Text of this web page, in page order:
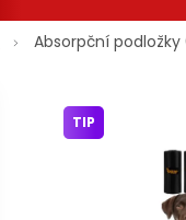
Absorpční podložky
TIP